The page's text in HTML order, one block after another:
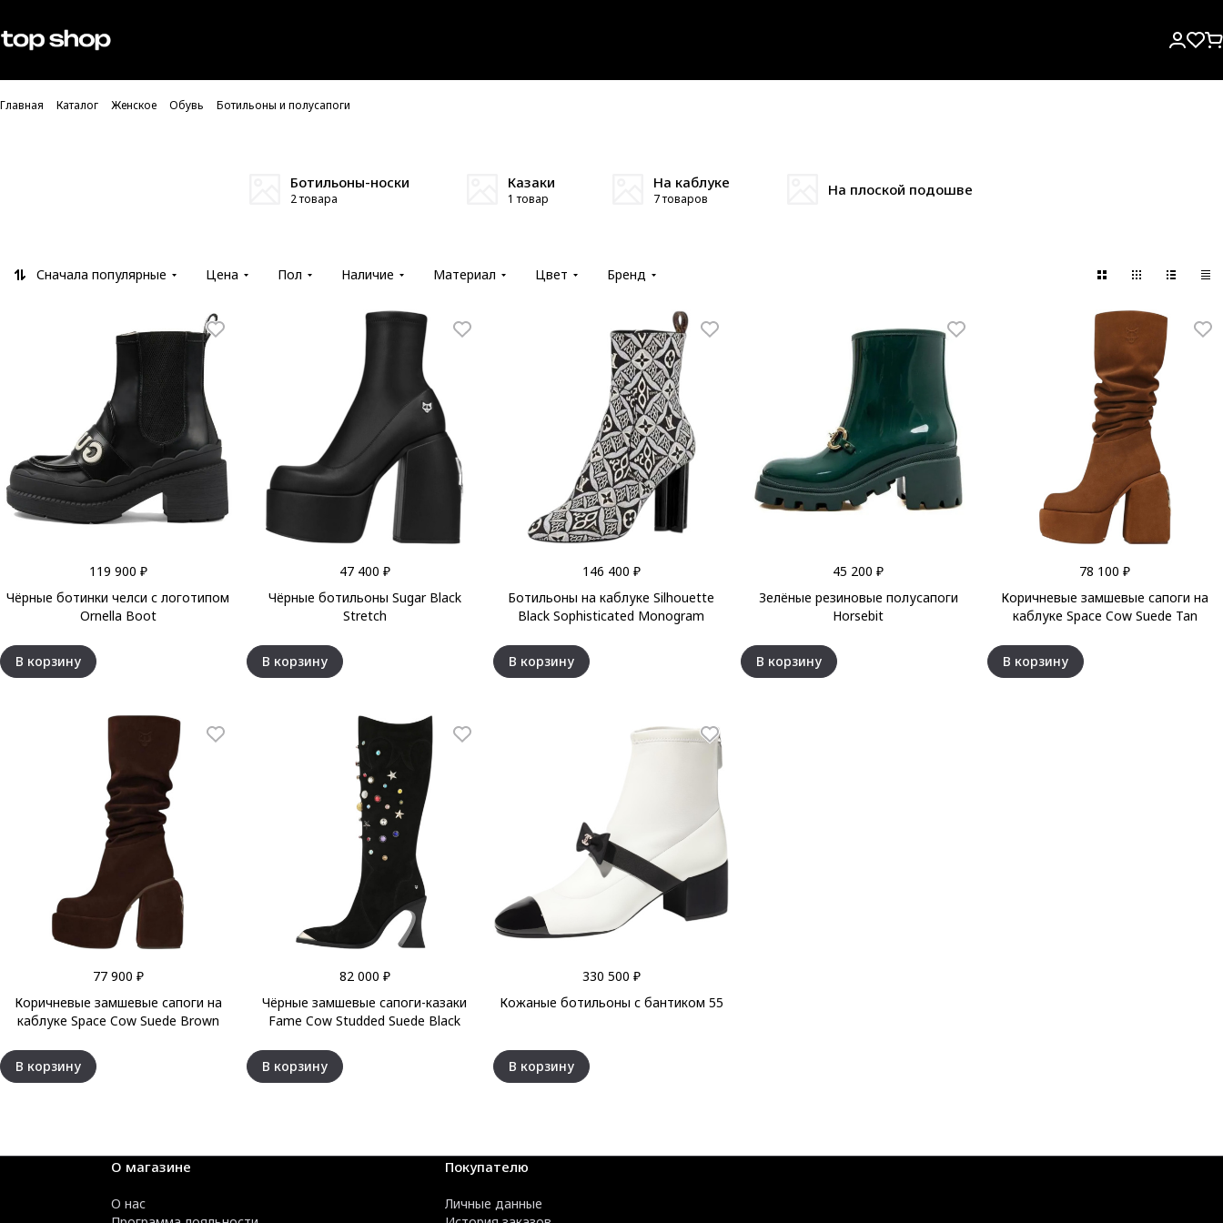
Проверка хлебных крошек
Главная Каталог Женское Обувь Ботильоны и полусапоги
Ботильоны-носки
2 товара
Казаки
1 товар
На каблуке
7 товаров
На плоской подошве
Сначала популярные Цена Пол Наличие Материал Цвет Бренд
119 900 ₽
Чёрные ботинки челси с логотипом
Ornella Boot
В корзину
47 400 ₽
Чёрные ботильоны Sugar Black
Stretch
В корзину
146 400 ₽
Ботильоны на каблуке Silhouette
Black Sophisticated Monogram
В корзину
45 200 ₽
Зелёные резиновые полусапоги
Horsebit
В корзину
78 100 ₽
Коричневые замшевые сапоги на
каблуке Space Cow Suede Tan
В корзину
77 900 ₽
Коричневые замшевые сапоги на
каблуке Space Cow Suede Brown
В корзину
82 000 ₽
Чёрные замшевые сапоги-казаки
Fame Cow Studded Suede Black
В корзину
330 500 ₽
Кожаные ботильоны с бантиком 55
В корзину
О магазине
О нас
Покупателю
Личные данные